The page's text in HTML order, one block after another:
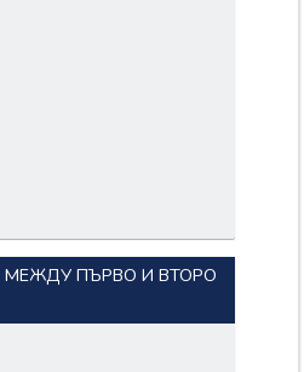
ПЪРВО И ВТОРО